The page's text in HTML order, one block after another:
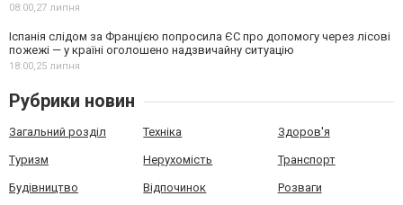
08:00,27 липня
Іспанія слідом за Францією попросила ЄС про допомогу через лісові
пожежі — у країні оголошено надзвичайну ситуацію
18:00,25 липня
Рубрики новин
Загальний розділ Техніка Здоров'я
Туризм Нерухомість Транспорт
Будівництво Відпочинок Розваги